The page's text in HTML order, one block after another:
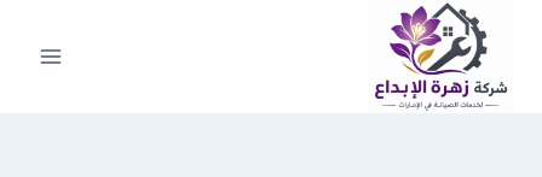
التجاوز
المحتوى